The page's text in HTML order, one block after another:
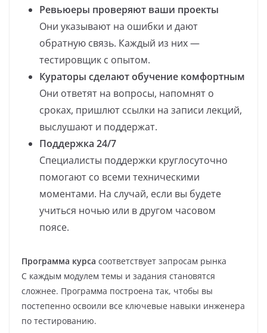
Ревьюеры проверяют ваши проекты
Они указывают на ошибки и дают
обратную связь. Каждый из них —
тестировщик с опытом.
Кураторы сделают обучение комфортным
Они ответят на вопросы, напомнят о
сроках, пришлют ссылки на записи лекций,
выслушают и поддержат.
Поддержка 24/7
Специалисты поддержки круглосуточно
помогают со всеми техническими
моментами. На случай, если вы будете
учиться ночью или в другом часовом
поясе.
Программа курса соответствует запросам рынка
С каждым модулем темы и задания становятся
сложнее. Программа построена так, чтобы вы
постепенно освоили все ключевые навыки инженера
по тестированию.